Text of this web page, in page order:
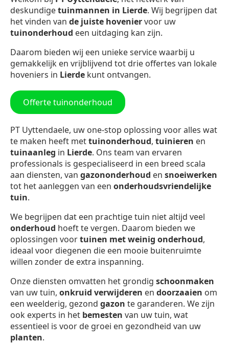
deskundigetuinmannen in Lierde. Wij begrijpen dat
het vinden van de juiste hoveniervoor uw
tuinonderhoud een uitdaging kan zijn.
Daarom bieden wij een unieke service waarbij u
gemakkelijk en vrijblijvend tot drie offertes van lokale
hoveniers in Lierde kunt ontvangen.
Offerte tuinonderhoud
PT Uyttendaele, uw one-stop oplossing voor alles wat
te maken heeft mettuinonderhoud, tuinieren en
tuinaanleg in Lierde. Ons team van ervaren
professionals is gespecialiseerd in een breed scala
aan diensten, van gazononderhoud en snoeiwerken
tot het aanleggen van een onderhoudsvriendelijke
tuin.
We begrijpen dat een prachtige tuin niet altijd veel
onderhoud hoeft te vergen. Daarom bieden we
oplossingen voortuinen met weinig onderhoud,
ideaal voor diegenen die een mooie buitenruimte
willen zonder de extra inspanning.
Onze diensten omvatten het grondig schoonmaken
van uw tuin, onkruid verwijderen en doorzaaien om
een weelderig, gezond gazon te garanderen. We zijn
ook experts in het bemesten van uw tuin, wat
essentieel is voor de groei en gezondheid van uw
planten.